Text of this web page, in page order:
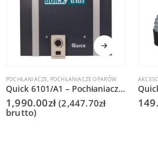
POCHŁANIACZE, POCHŁANIACZE OPARÓW
Quick 6101/A1 – Pochłaniacz oparów lutowniczych
1,990.00zł (2,447.70zł
brutto)